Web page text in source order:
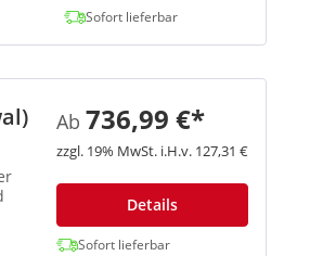
Sofort lieferbar
Ab 736,99 €*
zzgl. 19% MwSt. i.H.v. 127,31 €
Details
Sofort lieferbar